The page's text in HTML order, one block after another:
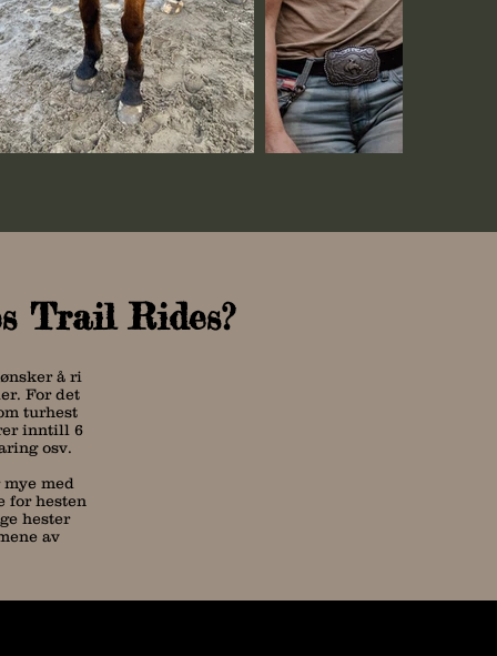
Trail Rides?
å ri
For det
turhest
inntill 6
osv.
med
for hesten
hester
av